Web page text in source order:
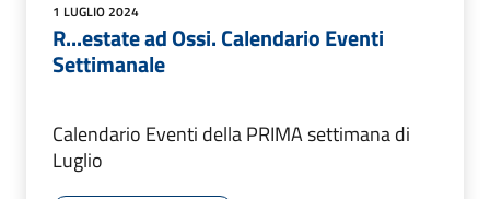
1 LUGLIO 2024
R...estate ad Ossi. Calendario Eventi
Settimanale
Calendario Eventi della PRIMA settimana di
Luglio